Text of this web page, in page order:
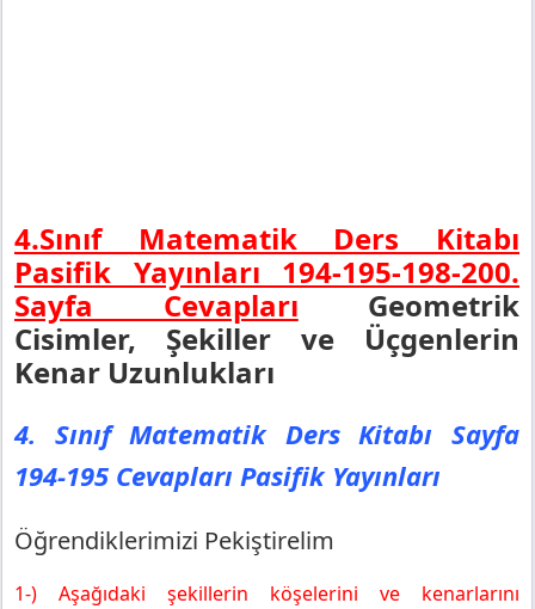
4.Sınıf Matematik Ders Kitabı
Pasifik Yayınları 194-195-198-200.
Sayfa Cevapları Geometrik
Cisimler, Şekiller ve Üçgenlerin
Kenar Uzunlukları
4. Sınıf Matematik Ders Kitabı Sayfa
194-195 Cevapları Pasifik Yayınları
Öğrendiklerimizi Pekiştirelim
1-) Aşağıdaki şekillerin köşelerini ve kenarlarını